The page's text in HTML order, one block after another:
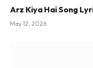
Arz Kiya Hai Song
May 12, 2026